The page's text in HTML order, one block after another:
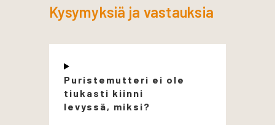
Kysymyksiä ja vastauksia
Puristemutteri ei ole
tiukasti kiinni
levyssä, miksi?